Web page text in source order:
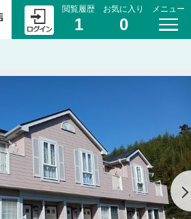
閲覧履歴
1
お気に入り
0
メニュー